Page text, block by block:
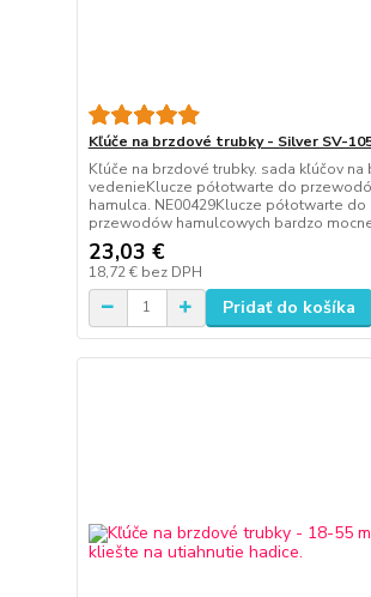
Kľúče na brzdové trubky - Silver SV-
Kľúče na brzdové trubky. sada kľúčov na
vedenieKlucze półotwarte do
hamulca. NE00429Klucze półotwarte do
przewodów hamulcowych bardzo
23,03 €
18,72 € bez DPH
Pridať do košíka